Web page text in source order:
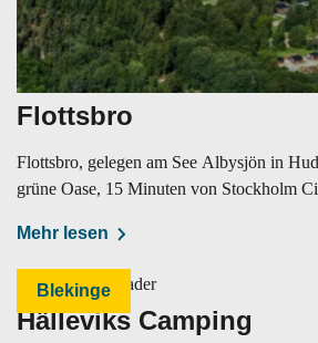
Flottsbro
Flottsbro, gelegen am See Albysjön in
grüne Oase, 15 Minuten von Stockholm
Mehr lesen
Blekinge
Hälleviks Camping